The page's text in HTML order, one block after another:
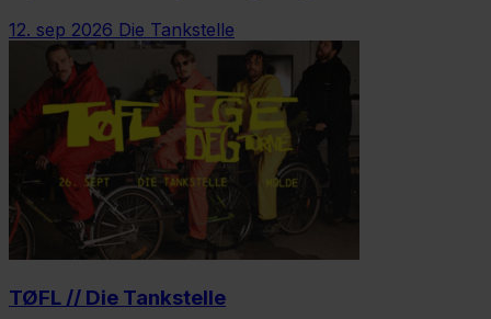
12. sep 2026 Die Tankstelle
TØFL // Die Tankstelle